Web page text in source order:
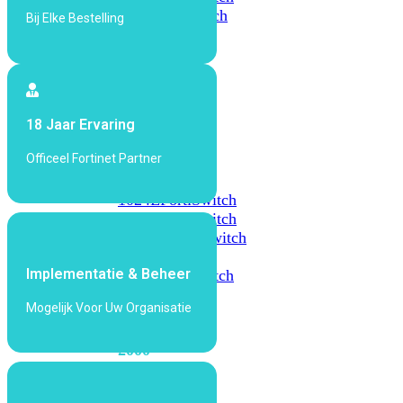
648F
FortiSwitch
1000
1024EFortiSwitch
FortiSwitch
FortiSwitch
FPOEFortiSwitch
2000
Bij Elke Bestelling
18 Jaar Ervaring
Officeel Fortinet Partner
Implementatie & Beheer
Mogelijk Voor Uw Organisatie